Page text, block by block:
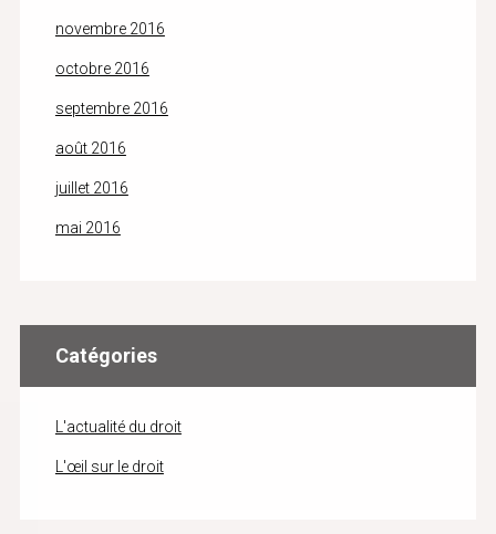
novembre 2016
octobre 2016
septembre 2016
août 2016
juillet 2016
mai 2016
Catégories
L'actualité du droit
L'œil sur le droit